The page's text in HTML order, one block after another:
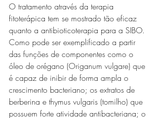
O tratamento através da terapia
fitoterápica tem se mostrado tão eficaz
quanto a antibioticoterapia para a SIBO.
Como pode ser exemplificado a partir
das funções de componentes como o
óleo de orégano (Origanum vulgare) que
é capaz de inibir de forma ampla o
crescimento bacteriano; os extratos de
berberina e thymus vulgaris (tomilho) que
possuem forte atividade antibacteriana; o